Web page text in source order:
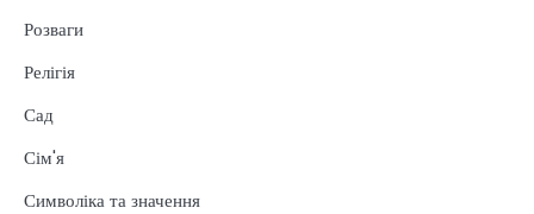
Розваги
Релігія
Сад
Сім'я
Символіка та значення